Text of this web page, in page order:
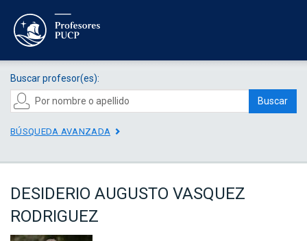
Buscar profesor(es):
Buscar
BÚSQUEDA AVANZADA
DESIDERIO AUGUSTO VASQUEZ
RODRIGUEZ